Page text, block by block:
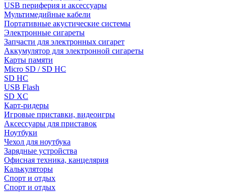
USB периферия и аксессуары
Мультимедийные кабели
Портативные акустические системы
Электронные сигареты
Запчасти для электронных сигарет
Аккумулятор для электронной сигареты
Карты памяти
Micro SD / SD HC
SD HC
USB Flash
SD XC
Карт-ридеры
Игровые приставки, видеоигры
Аксессуары для приставок
Ноутбуки
Чехол для ноутбука
Зарядные устройства
Офисная техника, канцелярия
Калькуляторы
Спорт и отдых
Спорт и отдых